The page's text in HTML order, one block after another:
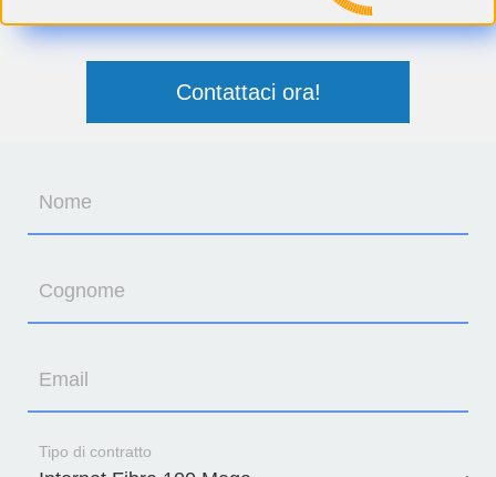
Contattaci ora!
Nome
Cognome
Email
Tipo di contratto